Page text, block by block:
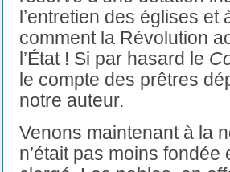
l’entretien des églises et
comment la Révolution
l’État ! Si par hasard le
le compte des prêtres
notre auteur.
Venons maintenant à la
n’était pas moins